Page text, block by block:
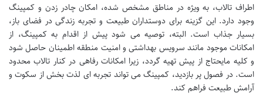
اطراف تالاب، به ویژه در مناطق مشخص شده، امکان چادر زدن و کمپینگ
وجود دارد. این گزینه برای دوستداران طبیعت و تجربه زندگی در فضای باز،
بسیار جذاب است. البته، توصیه می شود پیش از اقدام به کمپینگ، از
امکانات موجود مانند سرویس بهداشتی و امنیت منطقه اطمینان حاصل شود
و کلیه مایحتاج از پیش تهیه گردد، زیرا امکانات رفاهی در کنار تالاب محدود
است. در فصول پر بازدید، کمپینگ می تواند تجربه ای لذت بخش از سکوت و
آرامش طبیعت فراهم کند.